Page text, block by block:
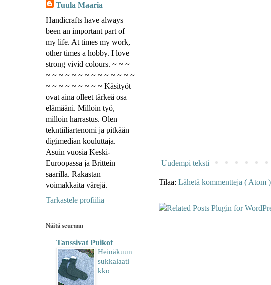
Uudempi teksti
Tilaa: Lähetä kommentteja ( Atom )
Tuula Maaria
Handicrafts have always
been an important part of
my life. At times my work,
other times a hobby. I love
strong vivid colours. ~ ~ ~
~ ~ ~ ~ ~ ~ ~ ~ ~ ~ ~ ~ ~ ~
~ ~ ~ ~ ~ ~ ~ ~ ~ Käsityöt
ovat aina olleet tärkeä osa
elämääni. Milloin työ,
milloin harrastus. Olen
tekntiiliartenomi ja pitkään
digimedian kouluttaja.
Asuin vuosia Keski-
Euroopassa ja Brittein
saarilla. Rakastan
voimakkaita värejä.
Tarkastele profiilia
Näitä seuraan
Tanssivat Puikot
Heinäkuun
sukkalaati
kko